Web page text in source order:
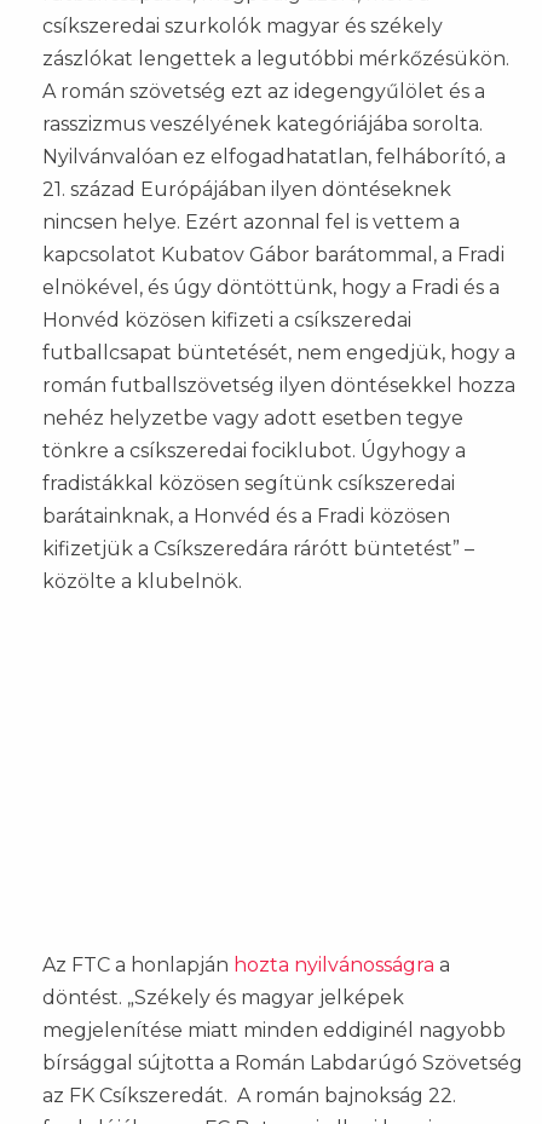
csíkszeredai szurkolók magyar és székely
zászlókat lengettek a legutóbbi mérkőzésükön.
A román szövetség ezt az idegengyűlölet és a
rasszizmus veszélyének kategóriájába sorolta.
Nyilvánvalóan ez elfogadhatatlan, felháborító, a
21. század Európájában ilyen döntéseknek
nincsen helye. Ezért azonnal fel is vettem a
kapcsolatot Kubatov Gábor barátommal, a Fradi
elnökével, és úgy döntöttünk, hogy a Fradi és a
Honvéd közösen kifizeti a csíkszeredai
futballcsapat büntetését, nem engedjük, hogy a
román futballszövetség ilyen döntésekkel hozza
nehéz helyzetbe vagy adott esetben tegye
tönkre a csíkszeredai fociklubot. Úgyhogy a
fradistákkal közösen segítünk csíkszeredai
barátainknak, a Honvéd és a Fradi közösen
kifizetjük a Csíkszeredára rárótt büntetést” –
közölte a klubelnök.
Az FTC a honlapján hozta nyilvánosságra a
döntést. „Székely és magyar jelképek
megjelenítése miatt minden eddiginél nagyobb
bírsággal sújtotta a Román Labdarúgó Szövetség
az FK Csíkszeredát. A román bajnokság 22.